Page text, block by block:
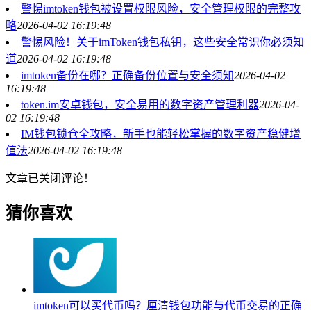
警惕imtoken钱包被设置权限风险，安全管理权限的完整攻
略2026-04-02 16:19:48
警惕风险！关于imToken钱包私钥，这些安全常识你必须知
道2026-04-02 16:19:48
imtoken备份在哪？正确备份位置与安全须知2026-04-02
16:19:48
token.im安卓钱包，安全易用的数字资产管理利器2026-04-
02 16:19:48
IM钱包锁仓全攻略，新手也能轻松掌握的数字资产稳健增
值法2026-04-02 16:19:48
文章已关闭评论！
猜你喜欢
imtoken可以买代币吗？厘清钱包功能与代币交易的正确